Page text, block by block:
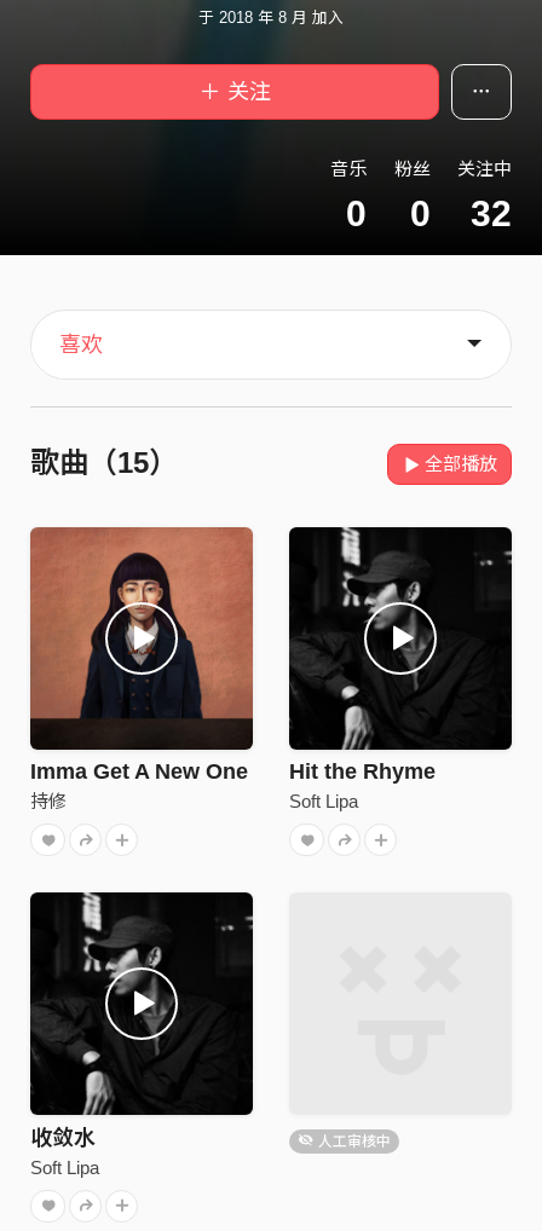
于 2018 年 8 月 加入
＋ 关注
音乐
0
粉丝
0
关注中
32
主页
喜欢
关于
歌曲（15） 全部播放
Imma Get A New One
持修
Hit the Rhyme
Soft Lipa
收敛水
Soft Lipa
人工审核中